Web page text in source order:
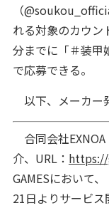
（
れる対象のカウン
分までに「＃装甲
で応募できる。
以下、メーカー
合同会社
介、URL：
GAMESにおいて
21日よりサービ